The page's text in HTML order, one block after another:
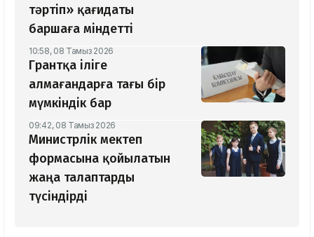
тәртіп» қағидаты
баршаға міндетті
10:58, 08 Тамыз 2026
Грантқа іліге
алмағандарға тағы бір
мүмкіндік бар
09:42, 08 Тамыз 2026
Министрлік мектеп
формасына қойылатын
жаңа талаптарды
түсіндірді